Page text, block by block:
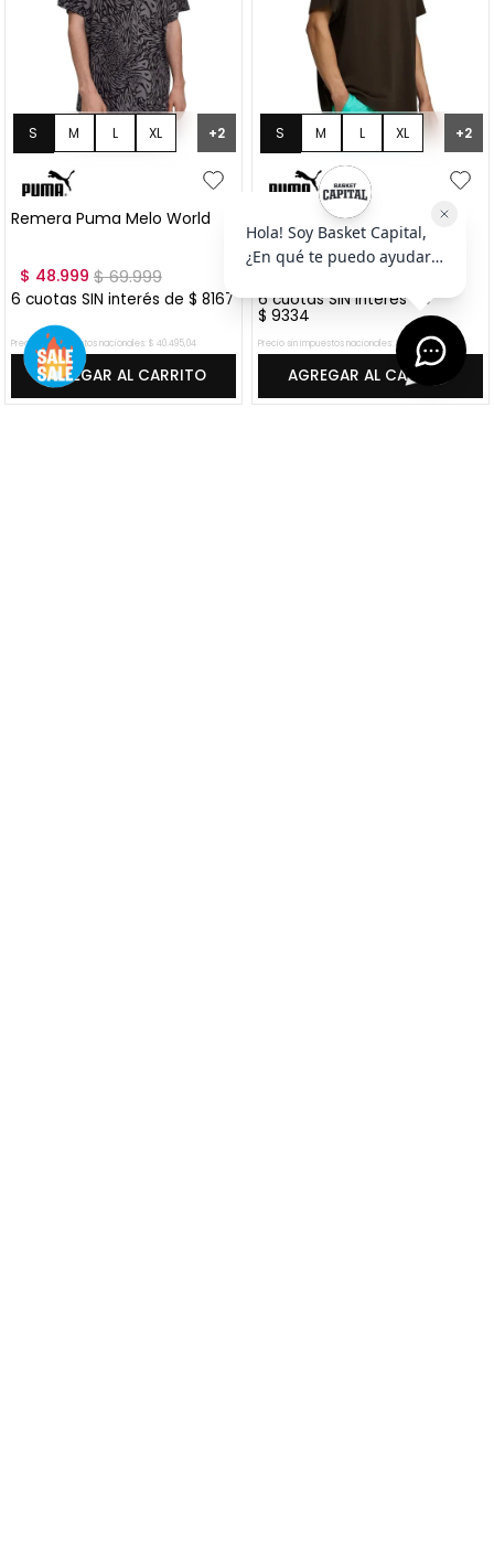
S M L XL +2
Remera Puma Melo World
$ 48.999 $69.999
6 cuotas SIN interés de $ 8167
Precio sin impuestos nacionales: $ 40.495,04
AGREGAR AL CARRITO
S M L XL +2
Remera Puma Melo World I
"Crystal Black"
6cuotas SIN interés de
$ 9334
Precio sin impuestos nacionales: $ 280,17
AGREGAR AL CARRITO